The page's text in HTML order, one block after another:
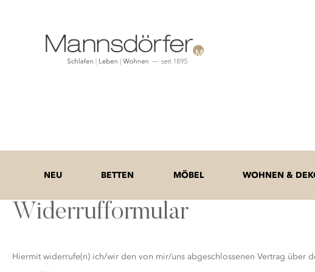
NEU BETTEN MÖBEL WOHNEN &
Widerrufformular
Widerrufsformular
Hiermit widerrufe(n) ich/wir den von mir/uns abgeschlossenen Vertrag über